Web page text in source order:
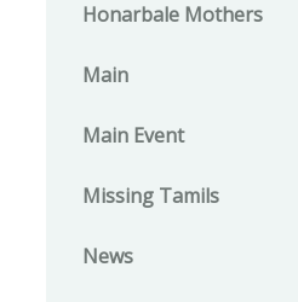
Honarbale Mothers
Main
Main Event
Missing Tamils
News